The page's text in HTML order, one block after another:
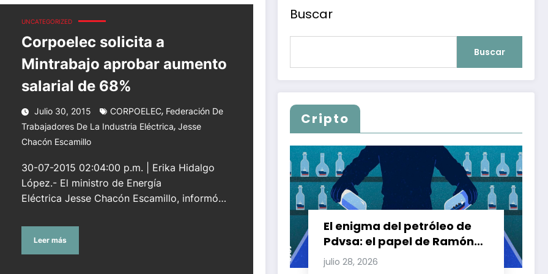
UNCATEGORIZED
Corpoelec solicita a
Mintrabajo aprobar aumento
salarial de 68%
Julio 30, 2015 CORPOELEC, Federación De
Trabajadores De La Industria Eléctrica, Jesse
Chacón Escamillo
30-07-2015 02:04:00 p.m. | Erika Hidalgo
López.- El ministro de Energía
Eléctrica Jesse Chacón Escamillo, informó…
Leer más
Buscar
Buscar
Cripto
El enigma del petróleo de
Pdvsa: el papel de Ramón
Carretero en el triángulo de
julio 28, 2026